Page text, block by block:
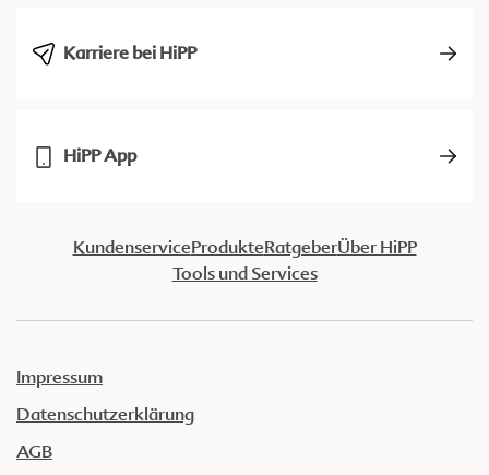
Karriere bei HiPP
HiPP App
KundenserviceProdukteRatgeberÜber HiPP
Tools und Services
Impressum
Datenschutzerklärung
AGB